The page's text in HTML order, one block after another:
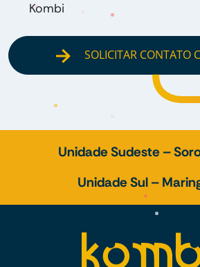
Kombi
SOLICITAR CONTATO
Unidade Sudeste –
Unidade Sul –